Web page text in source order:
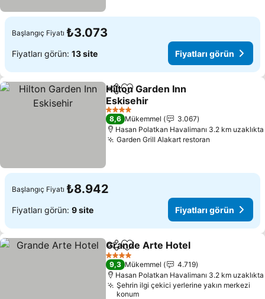
Başlangıç Fiyatı ₺3.073
Fiyatları görün: 13 site Fiyatları görün
PaylaşFavorilerime ekle
Hilton Garden Inn
Eskisehir
4 Yıldız
8,6 Mükemmel
3.067
Hasan Polatkan Havalimanı 3.2 km uzaklıkta
Garden Grill Alakart restoran
Başlangıç Fiyatı ₺8.942
Fiyatları görün: 9 site Fiyatları görün
PaylaşFavorilerime ekle
Grande Arte Hotel
4 Yıldız
9,3 Mükemmel
4.719
Hasan Polatkan Havalimanı 3.2 km uzaklıkta
Şehrin ilgi çekici yerlerine yakın merkezi
konum